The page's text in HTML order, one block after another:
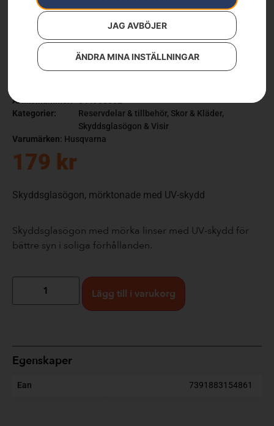
JAG AVBÖJER
ÄNDRA MINA INSTÄLLNINGAR
Artikelnummer: 544963802
Kategorier:
Reservdelar & tillbehör, Skor & Kläder,
Skyddsglasögon & Visir
Varumärken: Husqvarna
179 kr
Skyddsglasögon, mörktonade med UV-skydd
Skyddsglasögon med mörka linser med UV-skydd för
bättre syn i soliga förhållanden.
Lägg till i varukorg
Egenskaper
Ean 7391883154861